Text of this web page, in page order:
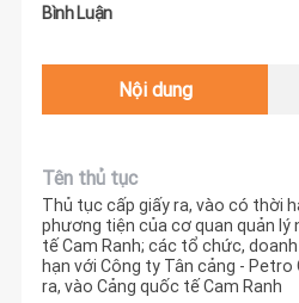
Bình Luận
Nội dung
Tên thủ tục
Thủ tục cấp giấy ra, vào có thời
phương tiện của cơ quan quản lý
tế Cam Ranh; các tổ chức,
hạn với Công ty Tân cảng -
ra, vào Cảng quốc tế Cam Ranh